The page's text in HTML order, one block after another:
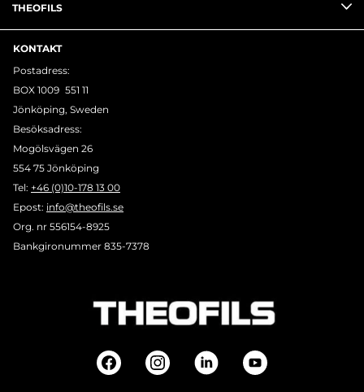
THEOFILS
KONTAKT
Postadress:
BOX 1009 551 11
Jönköping, Sweden
Besöksadress:
Mogölsvägen 26
554 75 Jönköping
Tel: +46 (0)10-178 13 00
Epost: info@theofils.se
Org. nr 556154-8925
Bankgironummer 835-7378